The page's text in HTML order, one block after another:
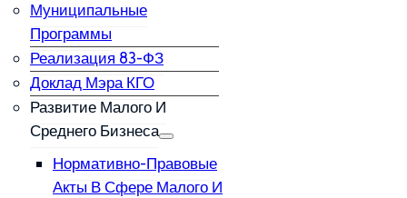
Муниципальные
Программы
Реализация 83-ФЗ
Доклад Мэра КГО
Развитие Малого И
Среднего Бизнеса
Нормативно-Правовые
Акты В Сфере Малого И